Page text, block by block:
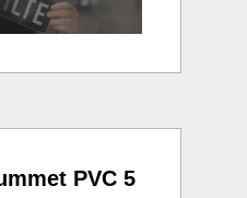
PVC 5